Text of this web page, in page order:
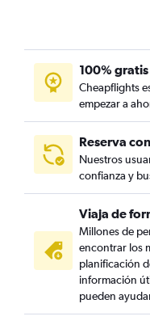
100% gratis
Cheapflights
empezar a
Reserva
Nuestros
confianza y
Viaja de
Millones de
encontrar los
planificación
información
pueden